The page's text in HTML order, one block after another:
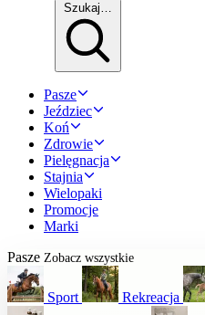
Szukaj…
Pasze
Jeździec
Koń
Zdrowie
Pielęgnacja
Stajnia
Wielopaki
Promocje
Marki
Pasze Zobacz wszystkie
Sport Rekreacja